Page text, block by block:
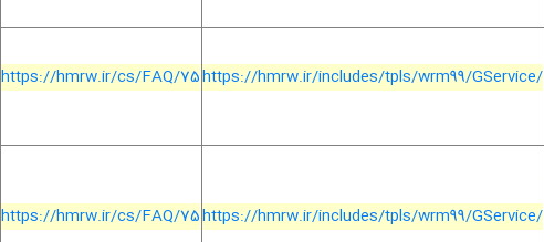
https://hmrw.ir/cs/FAQ/75https://hmrw.ir/includes/tpls/wrm99/GService/
https://hmrw.ir/cs/FAQ/75https://hmrw.ir/includes/tpls/wrm99/GService/